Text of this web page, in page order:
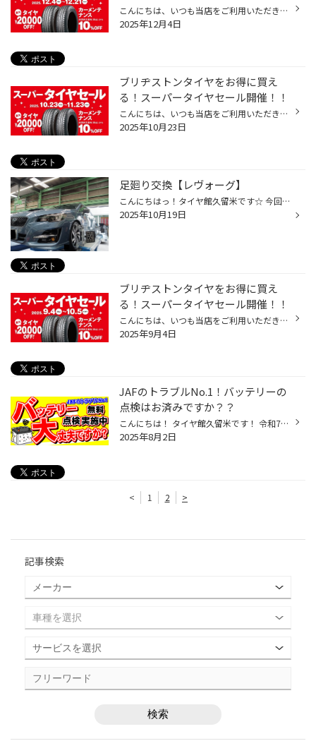
こんにちは、いつも当店をご利用いただきましてありがとうございます。 コクピット・タイヤ館では、ブリヂストンタイヤをお得に買える！ スーパータイヤセールを開催いたします！ ブリヂストンのタイヤを4本ご購入で最大20,000OFF！ タイヤをお得にご購入頂けるチャンスです！ 夏タイヤの交換やスタ...
2025年12月4日
ブリヂストンタイヤをお得に買え
る！スーパータイヤセール開催！！
こんにちは、いつも当店をご利用いただきましてありがとうございます。 コクピット・タイヤ館では、ブリヂストンタイヤをお得に買える！ スーパータイヤセールを開催いたします！ ブリヂストンのタイヤを4本ご購入で最大20,000OFF！ タイヤをお得にご購入頂けるチャンスです！ 夏タイヤの交換やスタ...
2025年10月23日
足廻り交換【レヴォーグ】
こんにちはっ！タイヤ館久留米です☆ 今回はレヴォーグのアライメント作業と足廻りリフレッシュ♪ 使用したのはKYB EXTAGE KIT EKIT-VM4
2025年10月19日
ブリヂストンタイヤをお得に買え
る！スーパータイヤセール開催！！
こんにちは、いつも当店をご利用いただきましてありがとうございます。 コクピット・タイヤ館では、ブリヂストンタイヤをお得に買える！ スーパータイヤセールを開催いたします！ ブリヂストンのタイヤを4本ご購入で最大20,000OFF！ タイヤをお得にご購入頂けるチャンスです！ 夏タイヤの交換やスタ...
2025年9月4日
JAFのトラブルNo.1！バッテリーの
点検はお済みですか？？
こんにちは！ タイヤ館久留米です！ 令和7年7月、 久留米市は35度以上の猛暑日が26日連続で記録されるという 異例の気温が続いております(TT) そんな暑さの中外出時のエアコン使用で お車のバッテリーに負担がかかり、 突然のバッテリー上がりが起きてしまう事案が増えております(><;)！！！ タイヤ...
2025年8月2日
< 1 2 >
記事検索